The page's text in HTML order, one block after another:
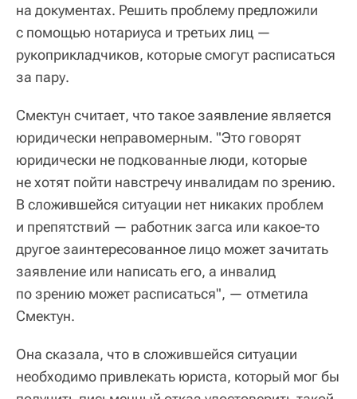
на документах. Решить проблему предложили
с помощью нотариуса и третьих лиц —
рукоприкладчиков, которые смогут расписаться
за пару.
Смектун считает, что такое заявление является
юридически неправомерным. "Это говорят
юридически не подкованные люди, которые
не хотят пойти навстречу инвалидам по зрению.
В сложившейся ситуации нет никаких проблем
и препятствий — работник загса или какое-то
другое заинтересованное лицо может зачитать
заявление или написать его, а инвалид
по зрению может расписаться", — отметила
Смектун.
Она сказала, что в сложившейся ситуации
необходимо привлекать юриста, который мог бы